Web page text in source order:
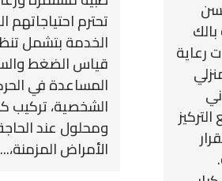
رعاية
تحترم احتياجاتهم
الخدمة بتشمل
قياس الضغط
المساعدة في
الشخصية، تركيب
ومحلول عند
الأمراض المزمنة،...